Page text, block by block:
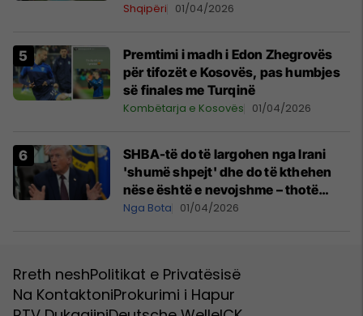
Shqipëri 01/04/2026
Premtimi i madh i Edon Zhegrovës
për tifozët e Kosovës, pas humbjes
së finales me Turqinë
Kombëtarja e Kosovës 01/04/2026
SHBA-të do të largohen nga Irani
'shumë shpejt' dhe do të kthehen
nëse është e nevojshme – thotë
Trump
Nga Bota 01/04/2026
Rreth neshPolitikat e Privatësisë
Na KontaktoniProkurimi i Hapur